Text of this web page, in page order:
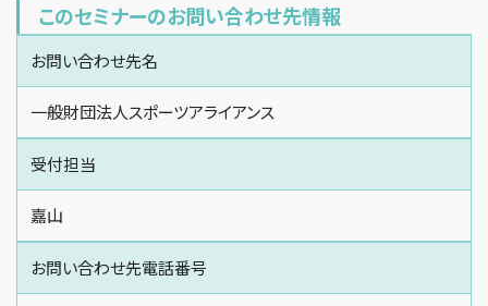
このセミナーのお問い合わせ先情報
お問い合わせ先名
一般財団法人スポーツアライアンス
受付担当
嘉山
お問い合わせ先電話番号